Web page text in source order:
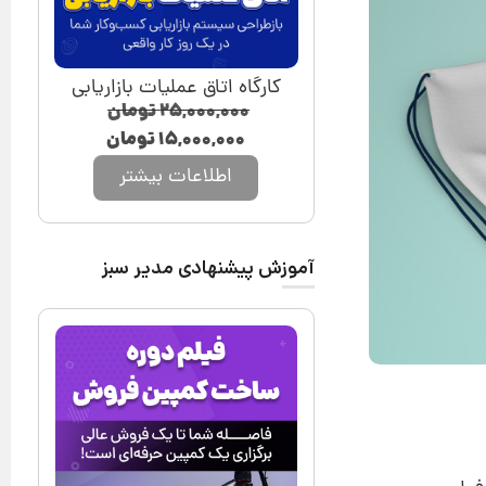
کارگاه اتاق عملیات بازاریابی
۲۵,۰۰۰,۰۰۰تومان
۱۵,۰۰۰,۰۰۰تومان
اطلاعات بیشتر
آموزش پیشنهادی مدیر سبز